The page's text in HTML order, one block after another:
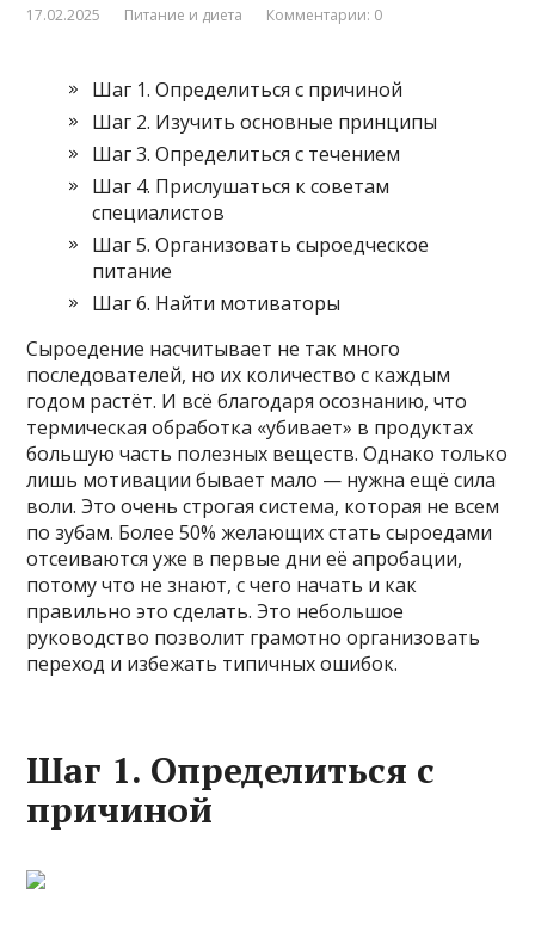
17.02.2025 Питание и диета Комментарии: 0
Шаг 1. Определиться с причиной
Шаг 2. Изучить основные принципы
Шаг 3. Определиться с течением
Шаг 4. Прислушаться к советам
специалистов
Шаг 5. Организовать сыроедческое
питание
Шаг 6. Найти мотиваторы
Сыроедение насчитывает не так много
последователей, но их количество с каждым
годом растёт. И всё благодаря осознанию, что
термическая обработка «убивает» в продуктах
большую часть полезных веществ. Однако только
лишь мотивации бывает мало — нужна ещё сила
воли. Это очень строгая система, которая не всем
по зубам. Более 50% желающих стать сыроедами
отсеиваются уже в первые дни её апробации,
потому что не знают, с чего начать и как
правильно это сделать. Это небольшое
руководство позволит грамотно организовать
переход и избежать типичных ошибок.
Шаг 1. Определиться с
причиной